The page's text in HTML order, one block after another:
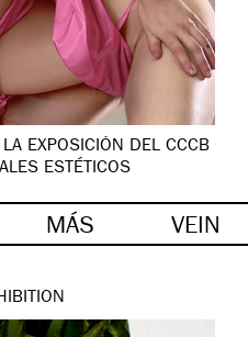
LA EXPOSICIÓN DEL CCCB
ESTÉTICOS
MÁS VEIN